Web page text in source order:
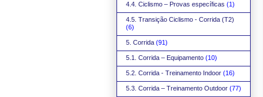
4.4. Ciclismo – Provas específicas (1)
4.5. Transição Ciclismo - Corrida (T2)
(6)
5. Corrida (91)
5.1. Corrida – Equipamento (10)
5.2. Corrida - Treinamento Indoor (16)
5.3. Corrida – Treinamento Outdoor (77)